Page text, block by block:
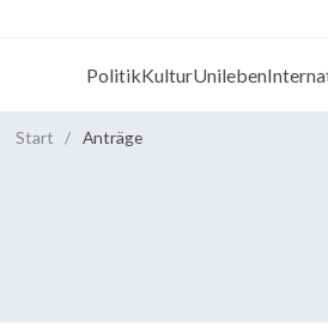
PolitikKulturUnileben
Start / Anträge